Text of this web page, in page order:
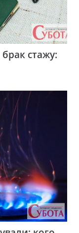
стажу: